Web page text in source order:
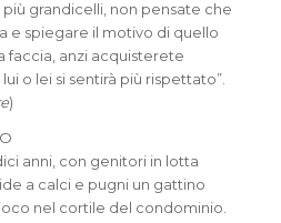
grandicelli, non pensate che
e spiegare il motivo di quello
faccia, anzi acquisterete
o lei si sentirà più rispettato”.
)
anni, con genitori in lotta
a calci e pugni un gattino
nel cortile del condominio.